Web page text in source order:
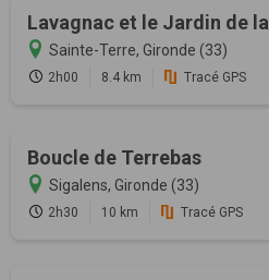
Lavagnac et le Jardin de
Sainte-Terre, Gironde (33)
2h00 8.4 km Tracé GPS
Boucle de Terrebas
Sigalens, Gironde (33)
2h30 10 km Tracé GPS